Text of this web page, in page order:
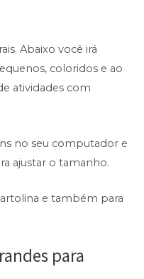
Abaixo você irá
coloridos e ao
atividades com
no seu computador e
ajustar o tamanho.
e também para
para